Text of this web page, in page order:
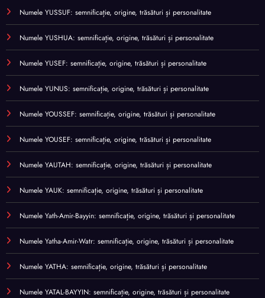
Numele YUSSUF: semnificație, origine, trăsături și personalitate
Numele YUSHUA: semnificație, origine, trăsături și personalitate
Numele YUSEF: semnificație, origine, trăsături și personalitate
Numele YUNUS: semnificație, origine, trăsături și personalitate
Numele YOUSSEF: semnificație, origine, trăsături și personalitate
Numele YOUSEF: semnificație, origine, trăsături și personalitate
Numele YAUTAH: semnificație, origine, trăsături și personalitate
Numele YAUK: semnificație, origine, trăsături și personalitate
Numele Yath-Amir-Bayyin: semnificație, origine, trăsături și personalitate
Numele Yatha-Amir-Watr: semnificație, origine, trăsături și personalitate
Numele YATHA: semnificație, origine, trăsături și personalitate
Numele YATAL-BAYYIN: semnificație, origine, trăsături și personalitate